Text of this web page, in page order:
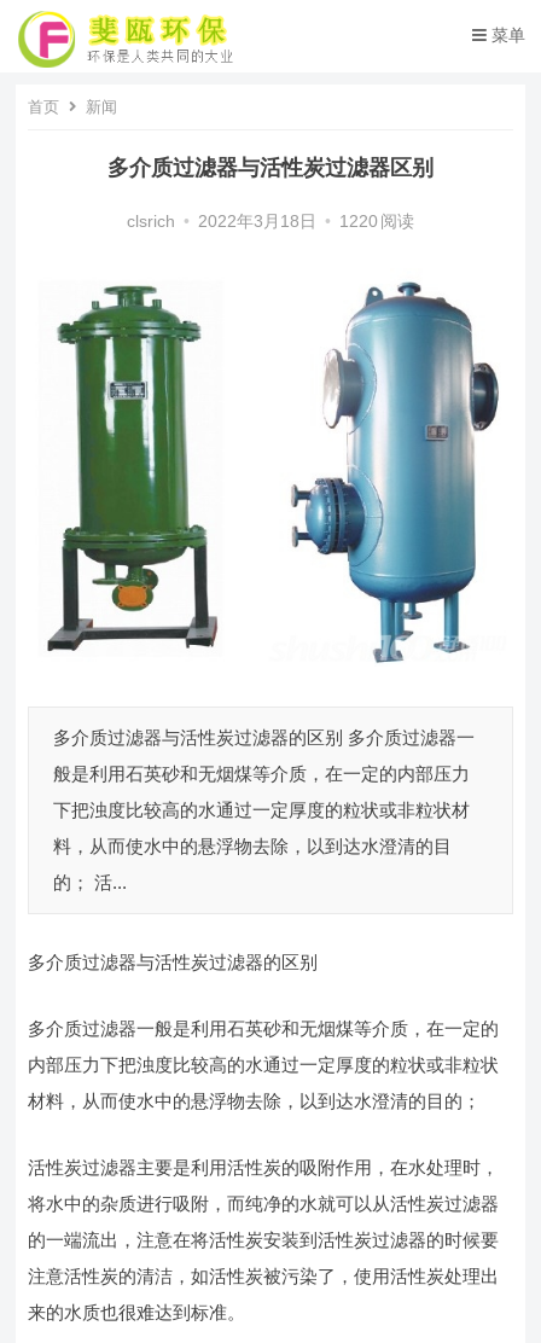
菜单
首页 新闻
多介质过滤器与活性炭过滤器区别
clsrich • 2022年3月18日 • 1220 阅读
多介质过滤器与活性炭过滤器的区别 多介质过滤器一
般是利用石英砂和无烟煤等介质，在一定的内部压力
下把浊度比较高的水通过一定厚度的粒状或非粒状材
料，从而使水中的悬浮物去除，以到达水澄清的目
的； 活...
多介质过滤器与活性炭过滤器的区别
多介质过滤器一般是利用石英砂和无烟煤等介质，在一定的
内部压力下把浊度比较高的水通过一定厚度的粒状或非粒状
材料，从而使水中的悬浮物去除，以到达水澄清的目的；
活性炭过滤器主要是利用活性炭的吸附作用，在水处理时，
将水中的杂质进行吸附，而纯净的水就可以从活性炭过滤器
的一端流出，注意在将活性炭安装到活性炭过滤器的时候要
注意活性炭的清洁，如活性炭被污染了，使用活性炭处理出
来的水质也很难达到标准。